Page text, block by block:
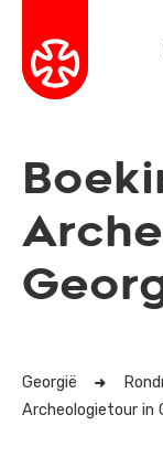
Georgië
Archeologietour in